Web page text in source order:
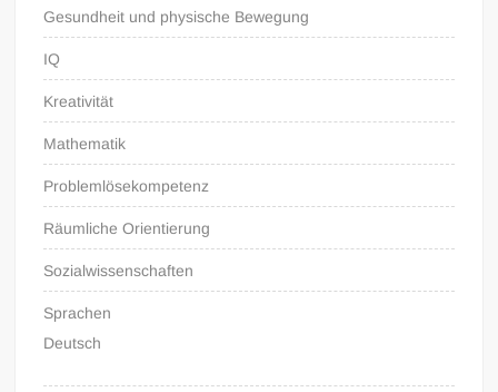
Gesundheit und physische Bewegung
IQ
Kreativität
Mathematik
Problemlösekompetenz
Räumliche Orientierung
Sozialwissenschaften
Sprachen
Deutsch